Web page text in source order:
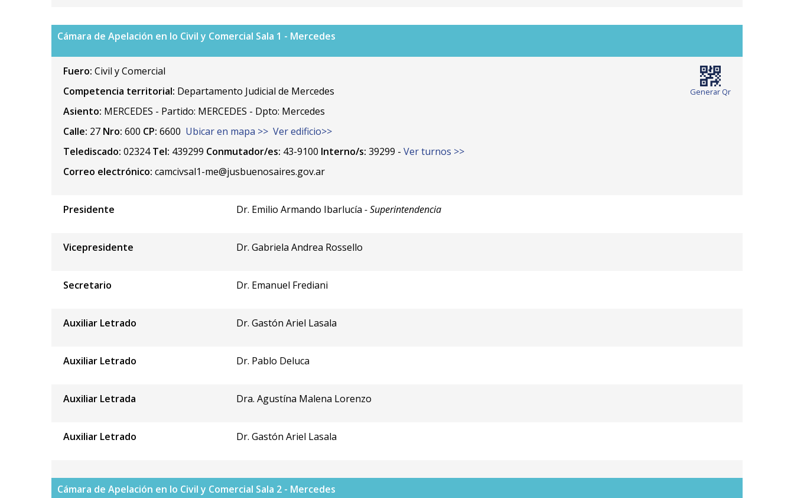
Cámara de Apelación en lo Civil y Comercial Sala 1 - Mercedes
Generar Qr
Fuero: Civil y Comercial
Competencia territorial: Departamento Judicial de Mercedes
Asiento: MERCEDES - Partido: MERCEDES - Dpto: Mercedes
Calle: 27 Nro: 600 CP: 6600 Ubicar en mapa >> Ver edificio>>
Telediscado: 02324Tel: 439299 Conmutador/es: 43-9100 Interno/s: 39299 - Ver turnos >>
Correo electrónico: camcivsal1-me@jusbuenosaires.gov.ar
Presidente Dr. Emilio Armando Ibarlucía - Superintendencia
Vicepresidente Dr. Gabriela Andrea Rossello
Secretario Dr. Emanuel Frediani
Auxiliar Letrado Dr. Gastón Ariel Lasala
Auxiliar Letrado Dr. Pablo Deluca
Auxiliar Letrada Dra. Agustína Malena Lorenzo
Auxiliar Letrado Dr. Gastón Ariel Lasala
Cámara de Apelación en lo Civil y Comercial Sala 2 - Mercedes